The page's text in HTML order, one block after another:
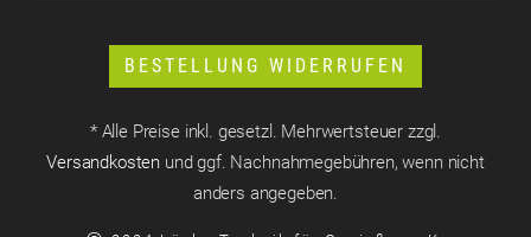
BESTELLUNG WIDERRUFEN
* Alle Preise inkl. gesetzl. Mehrwertsteuer zzgl.
Versandkosten und ggf. Nachnahmegebühren, wenn nicht
anders angegeben.